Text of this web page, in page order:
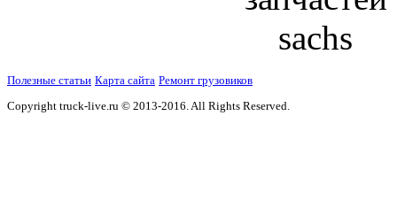
Полезные статьи Карта сайта Ремонт грузовиков
Copyright truck-live.ru © 2013-2016. All Rights Reserved.